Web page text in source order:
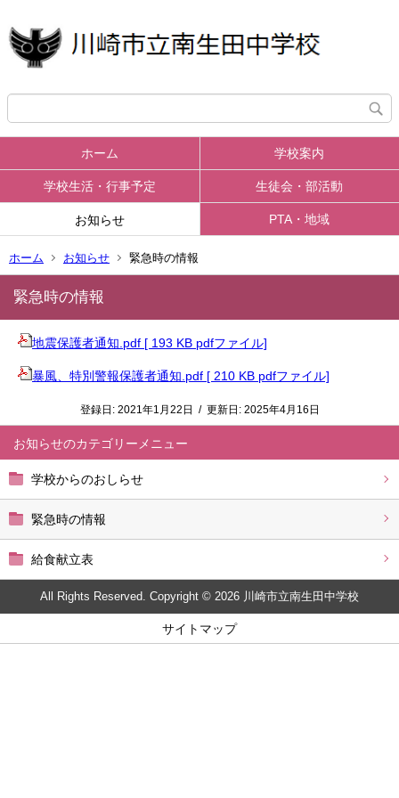
ホーム 学校案内
学校生活・行事予定 生徒会・部活動
お知らせ PTA・地域
ホーム お知らせ 緊急時の情報
お知らせ
学校からのおしらせ
緊急時の情報
給食献立表
緊急時の情報
地震保護者通知.pdf [ 193 KB pdfファイル]
暴風、特別警報保護者通知.pdf [ 210 KB pdfファイル]
登録日: 2021年1月22日 / 更新日: 2025年4月16日
All Rights Reserved. Copyright © 2026 川崎市立南生田中学校
サイトマップ